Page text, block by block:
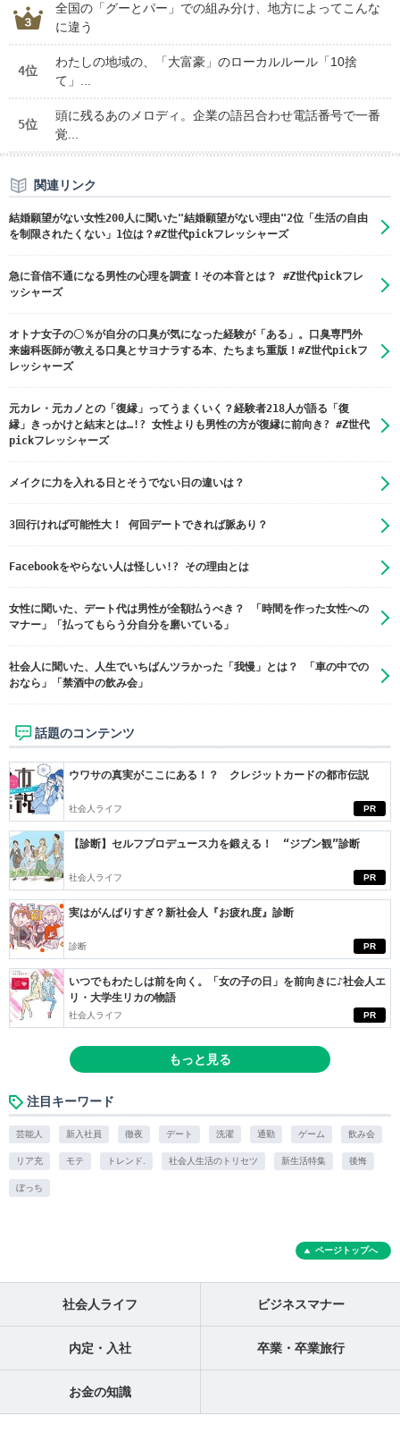
全国の「グーとパー」での組み分け、地方によってこんな
に違う
4位
わたしの地域の、「大富豪」のローカルルール「10捨
て」...
5位
頭に残るあのメロディ。企業の語呂合わせ電話番号で一番
覚...
関連リンク
結婚願望がない女性200人に聞いた"結婚願望がない理由"2位「生活の自由
を制限されたくない」1位は？#Z世代pickフレッシャーズ
急に音信不通になる男性の心理を調査！その本音とは？ #Z世代pickフレ
ッシャーズ
オトナ女子の〇％が自分の口臭が気になった経験が「ある」。口臭専門外
来歯科医師が教える口臭とサヨナラする本、たちまち重版！#Z世代pickフ
レッシャーズ
元カレ・元カノとの「復縁」ってうまくいく？経験者218人が語る「復
縁」きっかけと結末とは…!? 女性よりも男性の方が復縁に前向き? #Z世代
pickフレッシャーズ
メイクに力を入れる日とそうでない日の違いは？
3回行ければ可能性大！ 何回デートできれば脈あり？
Facebookをやらない人は怪しい!? その理由とは
女性に聞いた、デート代は男性が全額払うべき？ 「時間を作った女性への
マナー」「払ってもらう分自分を磨いている」
社会人に聞いた、人生でいちばんツラかった「我慢」とは？ 「車の中での
おなら」「禁酒中の飲み会」
話題のコンテンツ
PR
ウワサの真実がここにある！？ クレジットカードの都市伝説
社会人ライフ
PR
【診断】セルフプロデュース力を鍛える！ “ジブン観”診断
社会人ライフ
PR
実はがんばりすぎ？新社会人『お疲れ度』診断
診断
PR
いつでもわたしは前を向く。「女の子の日」を前向きに♪社会人エ
リ・大学生リカの物語
社会人ライフ
もっと見る
注目キーワード
芸能人 新入社員 徹夜 デート 洗濯 通勤 ゲーム 飲み会
リア充 モテ トレンド. 社会人生活のトリセツ 新生活特集 後悔
ぼっち
ページトップへ
社会人ライフ ビジネスマナー
内定・入社 卒業・卒業旅行
お金の知識